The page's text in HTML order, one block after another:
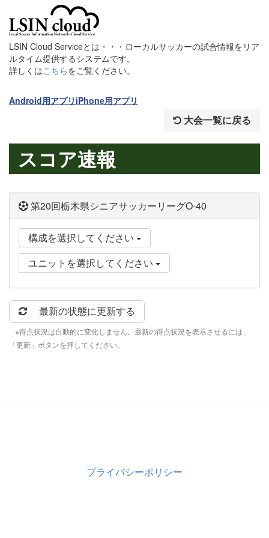
LSIN Cloud Serviceとは・・・ローカルサッカーの試合情報をリア
ルタイム提供するシステムです。
詳しくはこちらをご覧ください。
Android用アプリ iPhone用アプリ
大会一覧に戻る
スコア速報
第20回栃木県シニアサッカーリーグO-40
構成を選択してください
ユニットを選択してください
最新の状態に更新する
※得点状況は自動的に変化しません。最新の得点状況を表示させるには、
「更新」ボタンを押してください。
プライバシーポリシー